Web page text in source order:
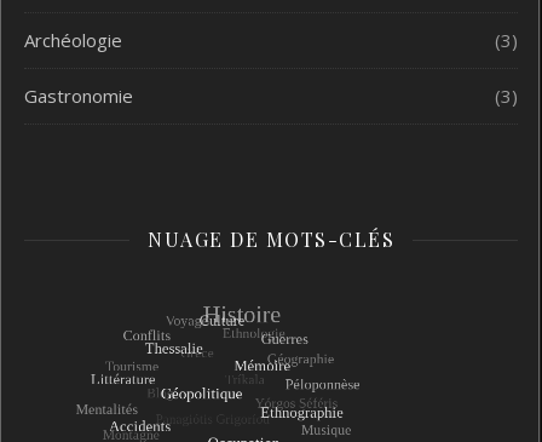
Archéologie (3)
Gastronomie (3)
NUAGE DE MOTS-CLÉS